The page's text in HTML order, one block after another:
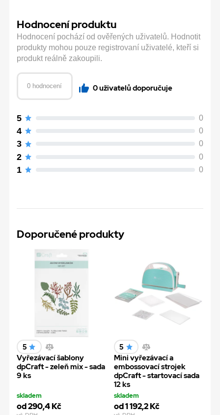
Hodnocení produktu
Hodnocení pochází od ověřených uživatelů. Hodnotit
produkty mohou pouze registrovaní uživatelé, kteří si
produkt reálně zakoupili.
0 hodnocení 0 uživatelů doporučuje
5 0
4 0
3 0
2 0
1 0
Doporučené produkty
5
Vyřezávací šablony
dpCraft - zeleň mix - sada
9 ks
skladem
od 290,4 Kč
5
Mini vyřezávací a
embossovací strojek
dpCraft - startovací sada
12 ks
skladem
od 1 192,2 Kč